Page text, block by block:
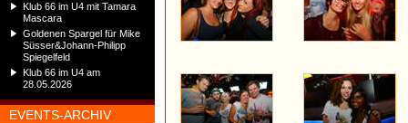
Klub 66 im U4 mit Tamara
Mascara
Goldenen Spargel für Mike
Süsser&Johann-Philipp
Spiegelfeld
Klub 66 im U4 am
28.05.2026
EVENTS-ARCHIV